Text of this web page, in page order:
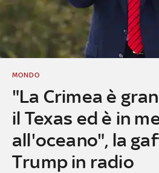
"La Crimea è
il Texas ed è in
all'oceano", la
Trump in radio
MONDO